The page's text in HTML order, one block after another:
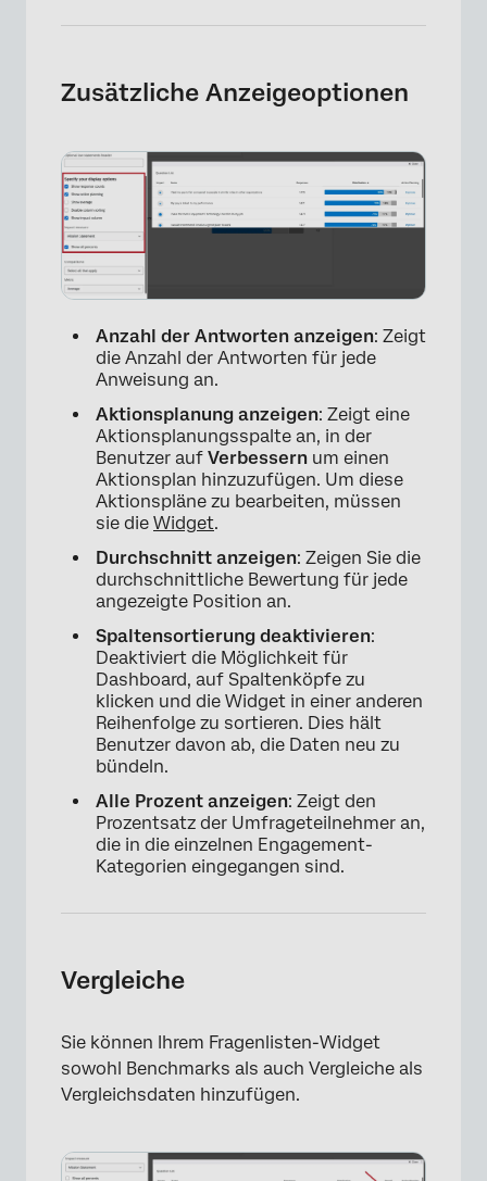
×
Zusätzliche Anzeigeoptionen
Anzahl der Antworten anzeigen: Zeigt
die Anzahl der Antworten für jede
Anweisung an.
Aktionsplanung anzeigen: Zeigt eine
Aktionsplanungsspalte an, in der
Benutzer auf Verbessern um einen
Aktionsplan hinzuzufügen. Um diese
Aktionspläne zu bearbeiten, müssen
sie die Widget.
Durchschnitt anzeigen: Zeigen Sie die
durchschnittliche Bewertung für jede
angezeigte Position an.
Spaltensortierung deaktivieren:
Deaktiviert die Möglichkeit für
Dashboard, auf Spaltenköpfe zu
klicken und die Widget in einer anderen
Reihenfolge zu sortieren. Dies hält
Benutzer davon ab, die Daten neu zu
bündeln.
Alle Prozent anzeigen: Zeigt den
Prozentsatz der Umfrageteilnehmer an,
die in die einzelnen Engagement-
Kategorien eingegangen sind.
Vergleiche
Sie können Ihrem Fragenlisten-Widget
sowohl Benchmarks als auch Vergleiche als
Vergleichsdaten hinzufügen.